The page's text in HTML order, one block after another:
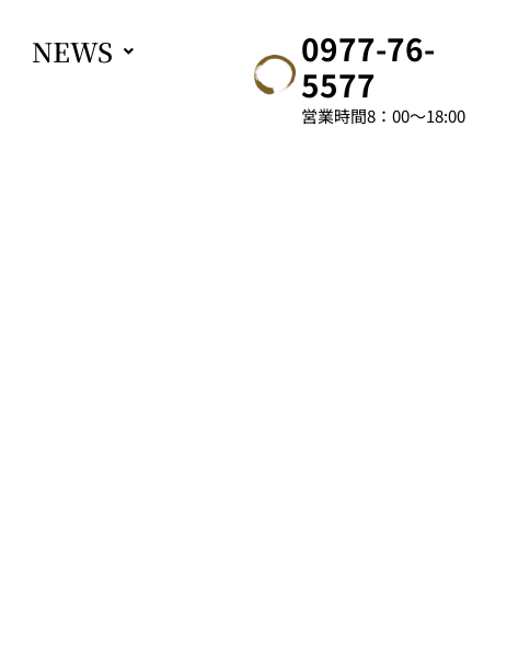
NEWS
0977-76-
5577
営業時間8：00～18:00